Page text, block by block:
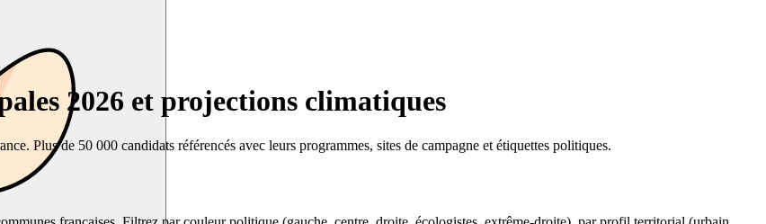
2026 et projections climatiques
Plus de 50 000 candidats référencés avec leurs programmes, sites de campagne et étiquettes politiques.